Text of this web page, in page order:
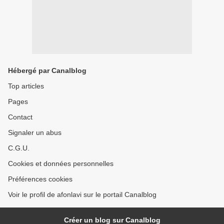
Hébergé par Canalblog
Top articles
Pages
Contact
Signaler un abus
C.G.U.
Cookies et données personnelles
Préférences cookies
Voir le profil de afonlavi sur le portail Canalblog
Créer un blog sur Canalblog